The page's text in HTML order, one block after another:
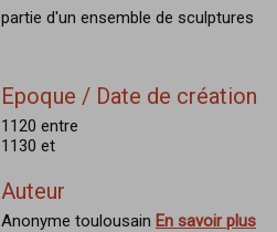
partie d'un ensemble de sculptures
Epoque / Date de création
1120 entre
1130 et
Auteur
Anonyme toulousain En savoir plus